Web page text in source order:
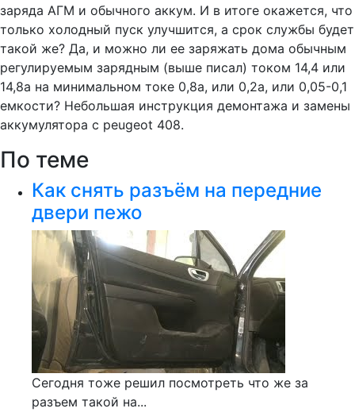
заряда АГМ и обычного аккум. И в итоге окажется, что
только холодный пуск улучшится, а срок службы будет
такой же? Да, и можно ли ее заряжать дома обычным
регулируемым зарядным (выше писал) током 14,4 или
14,8а на минимальном токе 0,8а, или 0,2а, или 0,05-0,1
емкости? Небольшая инструкция демонтажа и замены
аккумулятора с peugeot 408.
По теме
Как снять разъём на передние
двери пежо
Сегодня тоже решил посмотреть что же за
разъем такой на...